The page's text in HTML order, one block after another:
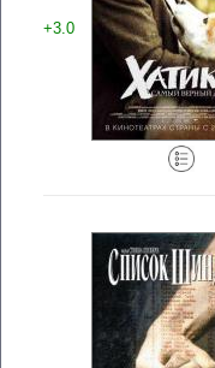
+3.0